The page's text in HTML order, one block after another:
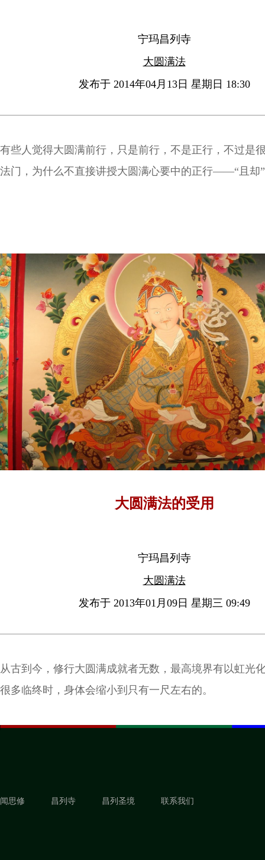
宁玛昌列寺
大圆满法
发布于 2014年04月13日 星期日 18:30
有些人觉得大圆满前行，只是前行，不是正行，不过是
法门，为什么不直接讲授大圆满心要中的正行——“且却
大圆满法的受用
宁玛昌列寺
大圆满法
发布于 2013年01月09日 星期三 09:49
从古到今，修行大圆满成就者无数，最高境界有以虹光
很多临终时，身体会缩小到只有一尺左右的。
闻思修 昌列寺 昌列圣境 联系我们